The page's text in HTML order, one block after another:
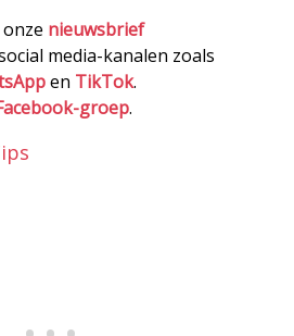
nieuwsbrief
media-kanalen zoals
en TikTok.
groep.